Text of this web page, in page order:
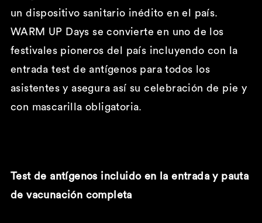
un dispositivo sanitario inédito en el país.
WARM UP Days se convierte en uno de los
festivales pioneros del país incluyendo con la
entrada test de antígenos para todos los
asistentes y asegura así su celebración de pie y
con mascarilla obligatoria.
Test de antígenos incluido en la entrada y pauta
de vacunación completa